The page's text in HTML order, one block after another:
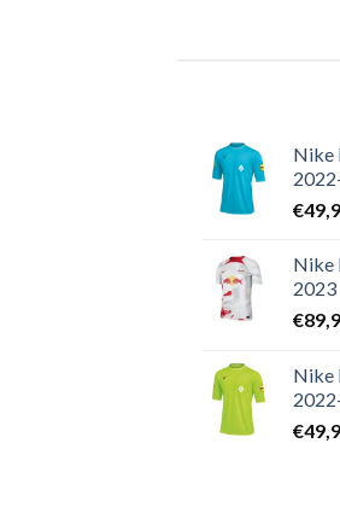
Nike
€
Nike
2023
€
Nike
€